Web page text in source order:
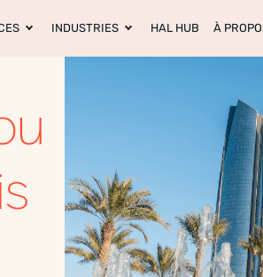
INDUSTRIES HAL HUB À